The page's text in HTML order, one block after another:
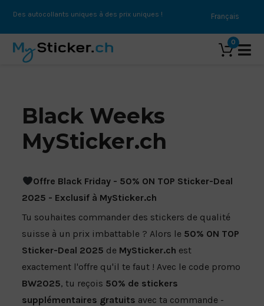
Des autocollants uniques à des prix uniques ! Français
0
AUTOCOLLANTS CLASSIC
MONSTERGRIP | AUTOCOLLANTS
PAPIER | AUTOCOLLANTS
HOLOGRAMME | AUTOCOLLANT
DÉCOR STICKER
AUTOCOLLANTS POUR L'INTÉRIEUR ET L'EXTÉRIEUR
FILM PERFORÉ
AUTOCOLLANT NO GLUE
VERRE DÉPOLI
AUTOCOLLANTS DE SOL À COURT TERME
TEXTE AUTOCOLLANT
AUTOCOLLANTS À REPASSER
BÂCHES
BÂCHES FRONTLITE
BÂCHE BLOCKOUT
BÂCHE EN MAILLE
Black Weeks
MySticker.ch
Offre Black Friday - 50% ON TOP Sticker-Deal
2025 - Exclusif à MySticker.ch
Tu souhaites commander des stickers de qualité
suisse à un prix imbattable ? Alors le 50% ON TOP
Sticker-Deal 2025 de MySticker.ch est
exactement l'offre qu'il te faut ! Avec le code promo
BW2025, tu reçois 50% de stickers
supplémentaires gratuits avec ta commande -